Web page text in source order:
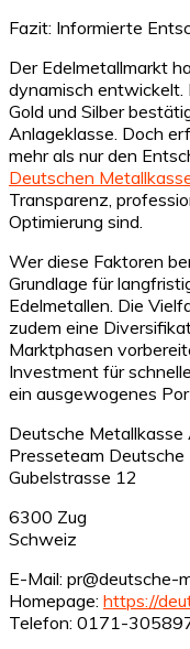
Fazit: Informierte
Der Edelmetallmarkt
dynamisch entwickelt.
Gold und Silber
Anlageklasse. Doch
mehr als nur den
Deutschen
Transparenz,
Optimierung sind.
Wer diese Faktoren
Grundlage für
Edelmetallen. Die
zudem eine
Marktphasen
Investment für
ein ausgewogenes
Deutsche Metallkasse
Presseteam Deutsche
Gubelstrasse 12
6300 Zug
Schweiz
E-Mail: pr@deutsche-
Homepage: https://
Telefon: 0171-